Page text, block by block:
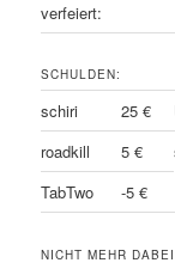
verfeiert:
SCHULDEN:
schiri 25 €
roadkill
5 €
TabTwo
-5 €
NICHT MEHR